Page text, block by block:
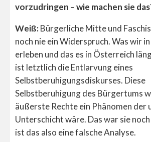
vorzudringen – wie machen sie
Weiß:Bürgerliche Mitte und
noch nie ein Widerspruch. Was wir
erleben und das es in Österreich
ist letztlich die Entlarvung eines
Selbstberuhigungsdiskurses. Diese
Selbstberuhigung des Bürgertums
äußerste Rechte ein Phänomen der
Unterschicht wäre. Das war sie
ist das also eine falsche Analyse.